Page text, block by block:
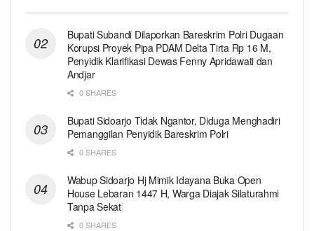
Bupati Subandi Dilaporkan Bareskrim Polri Dugaan
Korupsi Proyek Pipa PDAM Delta Tirta Rp 16 M,
Penyidik Klarifikasi Dewas Fenny Apridawati dan
Andjar
0 SHARES
Bupati Sidoarjo Tidak Ngantor, Diduga Menghadiri
Pemanggilan Penyidik Bareskrim Polri
0 SHARES
Wabup Sidoarjo Hj Mimik Idayana Buka Open
House Lebaran 1447 H, Warga Diajak Silaturahmi
Tanpa Sekat
0 SHARES